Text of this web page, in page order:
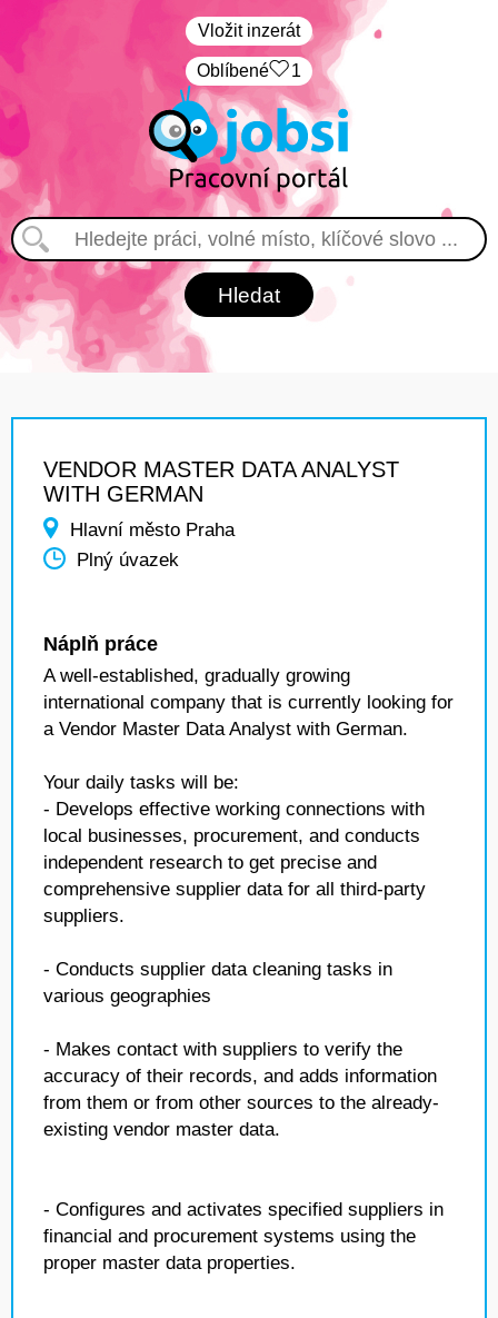
Vložit inzerát
Oblíbené 1
VENDOR MASTER DATA ANALYST
WITH GERMAN
Hlavní město Praha
Plný úvazek
Náplň práce
A well-established, gradually growing
international company that is currently looking for
a Vendor Master Data Analyst with German.
Your daily tasks will be:
- Develops effective working connections with
local businesses, procurement, and conducts
independent research to get precise and
comprehensive supplier data for all third-party
suppliers.
- Conducts supplier data cleaning tasks in
various geographies
- Makes contact with suppliers to verify the
accuracy of their records, and adds information
from them or from other sources to the already-
existing vendor master data.
- Configures and activates specified suppliers in
financial and procurement systems using the
proper master data properties.